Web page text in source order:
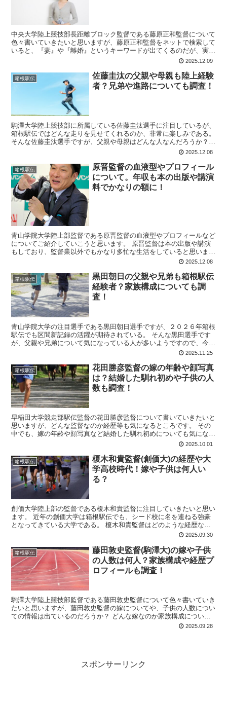
中央大学陸上競技部長距離ブロック監督である藤原正和監督について
色々書いていきたいと思いますが、藤原正和監督をネットで検索して
いると、『妻』や『離婚』というキーワードが出てくるのだが、実際
に離婚しているのだろうか？ 現在は再婚していると言う情...2025.12.09
箱根駅伝
佐藤圭汰の父親や母親も陸上経験
者？兄弟や進路についても調査！
駒澤大学陸上競技部に所属している佐藤圭汰選手に注目しているが、
箱根駅伝ではどんな走りを見せてくれるのか、非常に楽しみである。
そんな佐藤圭汰選手ですが、父親や母親はどんな人なんだろうか？
両親二人とも陸上経験者なのか、気になるところですね！...2025.12.08
箱根駅伝
原晋監督の血液型やプロフィール
について。年収も本の出版や講演
料でかなりの額に！
青山学院大学陸上部監督である原晋監督の血液型やプロフィールなど
についてご紹介していこうと思います。 原晋監督は本の出版や講演
もしており、監督業以外でもかなり多忙な生活をしていると思いま
す。 年収は一体どれ位の金額を稼いでいるのだろうか？ 暇...2025.12.08
箱根駅伝
黒田朝日の父親や兄弟も箱根駅伝
経験者？家族構成についても調
査！
青山学院大学の注目選手である黒田朝日選手ですが、２０２６年箱根
駅伝でも区間新記録の活躍が期待されている。 そんな黒田選手です
が、父親や兄弟について気になっている人が多いようですので、今回
詳しく調べてみたいと思います。 父親や兄弟も箱根駅伝経...2025.11.25
箱根駅伝
花田勝彦監督の嫁の年齢や顔写真
は？結婚した馴れ初めや子供の人
数も調査！
早稲田大学競走部駅伝監督の花田勝彦監督について書いていきたいと
思いますが、どんな監督なのか経歴等も気になるところです。 その
中でも、嫁の年齢や顔写真など結婚した馴れ初めについても気になる
ところですね！ 嫁も陸上経験がある女性なのだろうか？花...2025.10.01
箱根駅伝
榎木和貴監督(創価大)の経歴や大
学高校時代！嫁や子供は何人い
る？
創価大学陸上部の監督である榎木和貴監督に注目していきたいと思い
ます。 近年の創価大学は箱根駅伝でも、シード校に名を連ねる強豪
となってきている大学である。 榎木和貴監督はどのような経歴なの
かや、大学時代はどんな選手だったのか気になるところです...2025.09.30
箱根駅伝
藤田敦史監督(駒澤大)の嫁や子供
の人数は何人？家族構成や経歴プ
ロフィールも調査！
駒澤大学陸上競技部監督である藤田敦史監督について色々書いていき
たいと思いますが、藤田敦史監督の嫁についてや、子供の人数につい
ての情報は出ているのだろうか？ どんな嫁なのか家族構成について
も気になるところですね。 それから藤田敦史監督の経歴や...2025.09.28
スポンサーリンク